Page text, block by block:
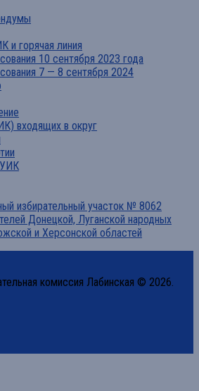
и горячая линия
10 сентября 2023 года
7 — 8 сентября 2024
входящих в округ
УИК
избирательный участок № 8062
Донецкой, Луганской народных
и Херсонской областей
комиссия Лабинская © 2026.